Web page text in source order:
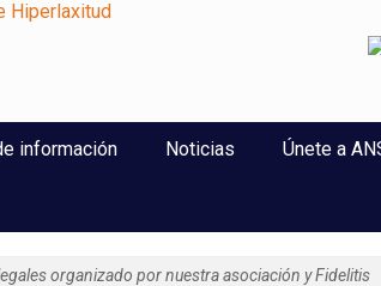
información Noticias Únete a
organizado por nuestra asociación y Fidelitis